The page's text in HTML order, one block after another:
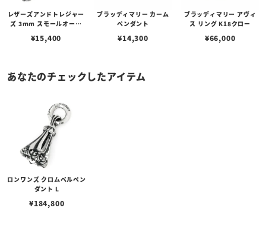
レザーズアンドトレジャー
ズ 3mm スモールオーバ
ブスタークラスプ＆LTロ
¥15,400
ブラッディマリー カーム
ペンダント
¥14,300
ブラッディマリー アヴィ
ス リング K18クロー
¥66,000
あなたのチェックしたアイテム
ロンワンズ クロムベルペン
ダント L
¥184,800